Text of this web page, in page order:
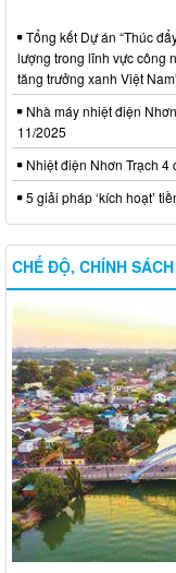
Tổng kết Dự án “Thúc
lượng trong lĩnh vực công
tăng trưởng xanh Việt
Nhà máy nhiệt điện
11/2025
Nhiệt điện Nhơn Trạch
5 giải pháp ‘kích hoạt’
CHẾ ĐỘ, CHÍNH